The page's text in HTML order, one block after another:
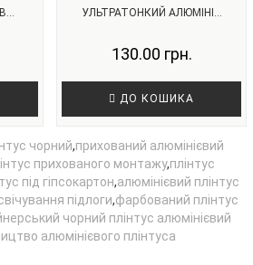
УЛЬТРАТОНКИЙ АЛЮМІНІ...
130.00 грн.
ДО КОШИКА
чорний,прихований алюмінієвий
прихованого монтажу,плінтус
під гіпсокартон,алюмінієвий плінтус
підлоги,фарбований плінтус
чорний плінтус алюмінієвий
алюмінієвого плінтуса